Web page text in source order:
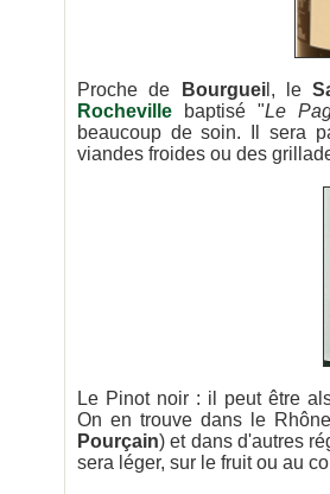
Proche de Bourgueil, le
Rocheville baptisé "Le
beaucoup de soin. Il sera
viandes froides ou des
Le Pinot noir : il peut être
On en trouve dans le
Pourçain) et dans d'autres
sera léger, sur le fruit ou au